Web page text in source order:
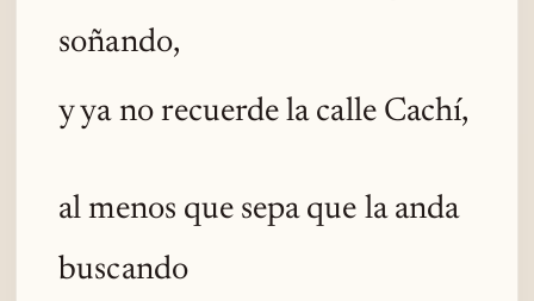
soñando,
y ya no recuerde la calle Cachí,
al menos que sepa que la anda
buscando